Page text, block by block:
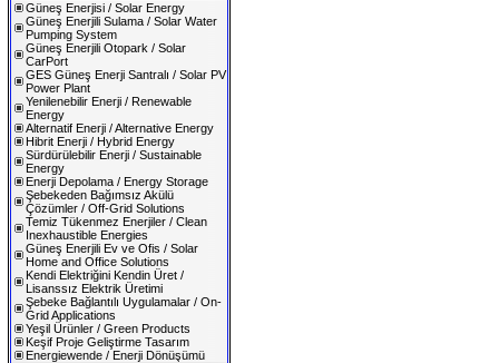
Güneş Enerjisi / Solar Energy
Güneş Enerjili Sulama / Solar Water
Pumping System
Güneş Enerjili Otopark / Solar
CarPort
GES Güneş Enerji Santralı / Solar PV
Power Plant
Yenilenebilir Enerji / Renewable
Energy
Alternatif Enerji / Alternative Energy
Hibrit Enerji / Hybrid Energy
Sürdürülebilir Enerji / Sustainable
Energy
Enerji Depolama / Energy Storage
Şebekeden Bağımsız Akülü
Çözümler / Off-Grid Solutions
Temiz Tükenmez Enerjiler / Clean
Inexhaustible Energies
Güneş Enerjili Ev ve Ofis / Solar
Home and Office Solutions
Kendi Elektriğini Kendin Üret /
Lisanssız Elektrik Üretimi
Şebeke Bağlantılı Uygulamalar / On-
Grid Applications
Yeşil Ürünler / Green Products
Keşif Proje Geliştirme Tasarım
Energiewende / Enerji Dönüşümü